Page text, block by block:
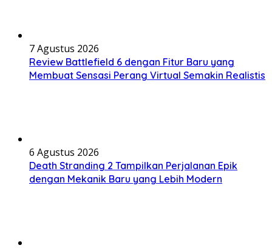
7 Agustus 2026
Review Battlefield 6 dengan Fitur Baru yang
Membuat Sensasi Perang Virtual Semakin Realistis
6 Agustus 2026
Death Stranding 2 Tampilkan Perjalanan Epik
dengan Mekanik Baru yang Lebih Modern